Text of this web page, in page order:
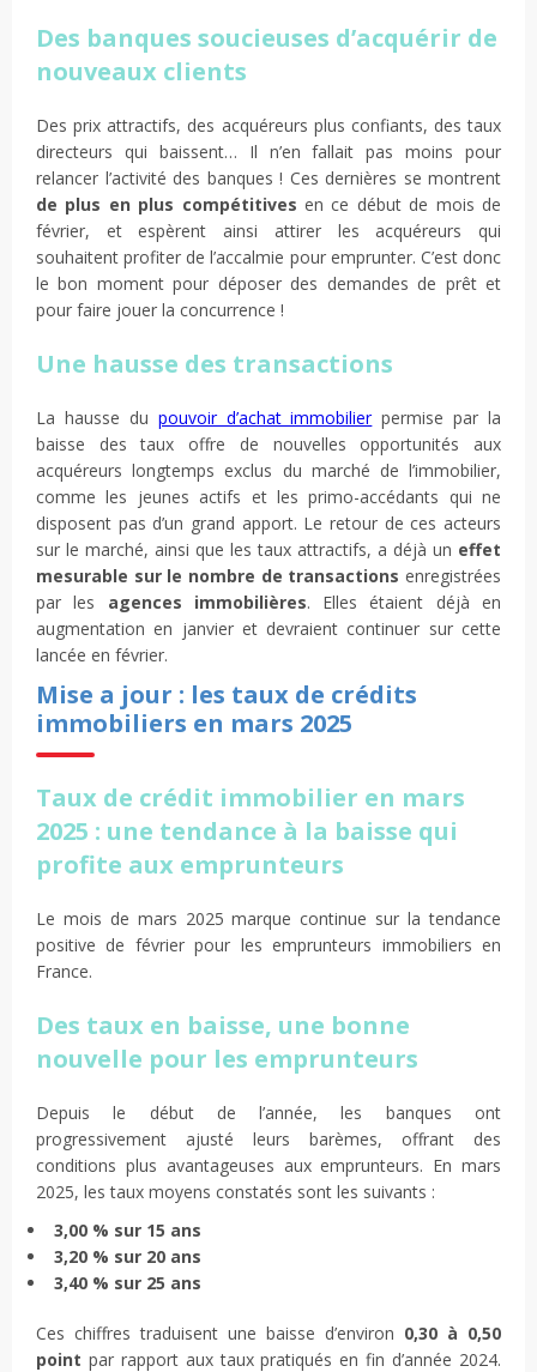
Des banques soucieuses d’acquérir de
nouveaux clients
Des prix attractifs, des acquéreurs plus confiants, des taux
directeurs qui baissent… Il n’en fallait pas moins pour
relancer l’activité des banques ! Ces dernières se montrent
de plus en plus compétitives en ce début de mois de
février, et espèrent ainsi attirer les acquéreurs qui
souhaitent profiter de l’accalmie pour emprunter. C’est donc
le bon moment pour déposer des demandes de prêt et
pour faire jouer la concurrence !
Une hausse des transactions
La hausse du pouvoir d’achat immobilierpermise par la
baisse des taux offre de nouvelles opportunités aux
acquéreurs longtemps exclus du marché de l’immobilier,
comme les jeunes actifs et les primo-accédants qui ne
disposent pas d’un grand apport. Le retour de ces acteurs
sur le marché, ainsi que les taux attractifs, a déjà un effet
mesurable sur le nombre de transactions enregistrées
par les agences immobilières. Elles étaient déjà en
augmentation en janvier et devraient continuer sur cette
lancée en février.
Mise a jour : les taux de crédits
immobiliers en mars 2025
Taux de crédit immobilier en mars
2025 : une tendance à la baisse qui
profite aux emprunteurs
Le mois de mars 2025 marque continue sur la tendance
positive de février pour les emprunteurs immobiliers en
France.
Des taux en baisse, une bonne
nouvelle pour les emprunteurs
Depuis le début de l’année, les banques ont
progressivement ajusté leurs barèmes, offrant des
conditions plus avantageuses aux emprunteurs. En mars
2025, les taux moyens constatés sont les suivants :
3,00 % sur 15 ans
3,20 % sur 20 ans
3,40 % sur 25 ans
Ces chiffres traduisent une baisse d’environ 0,30 à 0,50
point par rapport aux taux pratiqués en fin d’année 2024.